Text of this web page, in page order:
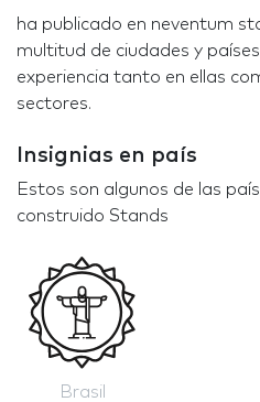
ha publicado en neventum
multitud de ciudades y
experiencia tanto en ellas
sectores.
Insignias en país
Estos son algunos de las
construido Stands
Brasil